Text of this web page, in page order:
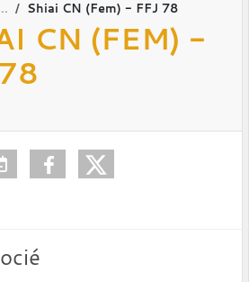
Shiai CN (Fem) - FFJ 78
CN (FEM) -